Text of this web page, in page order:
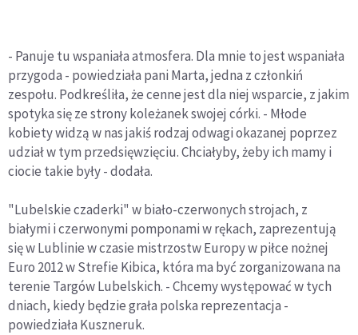
- Panuje tu wspaniała atmosfera. Dla mnie to jest wspaniała
przygoda - powiedziała pani Marta, jedna z członkiń
zespołu. Podkreśliła, że cenne jest dla niej wsparcie, z jakim
spotyka się ze strony koleżanek swojej córki. - Młode
kobiety widzą w nas jakiś rodzaj odwagi okazanej poprzez
udział w tym przedsięwzięciu. Chciałyby, żeby ich mamy i
ciocie takie były - dodała.
"Lubelskie czaderki" w biało-czerwonych strojach, z
białymi i czerwonymi pomponami w rękach, zaprezentują
się w Lublinie w czasie mistrzostw Europy w piłce nożnej
Euro 2012 w Strefie Kibica, która ma być zorganizowana na
terenie Targów Lubelskich. - Chcemy występować w tych
dniach, kiedy będzie grała polska reprezentacja -
powiedziała Kuszneruk.